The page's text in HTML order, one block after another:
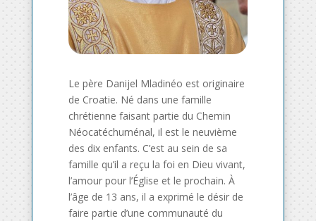
Le père Danijel Mladinéo est originaire
de Croatie. Né dans une famille
chrétienne faisant partie du Chemin
Néocatéchuménal, il est le neuvième
des dix enfants. C’est au sein de sa
famille qu’il a reçu la foi en Dieu vivant,
l’amour pour l’Église et le prochain.À
l’âge de 13 ans, il a exprimé le désir de
faire partie d’une communauté du